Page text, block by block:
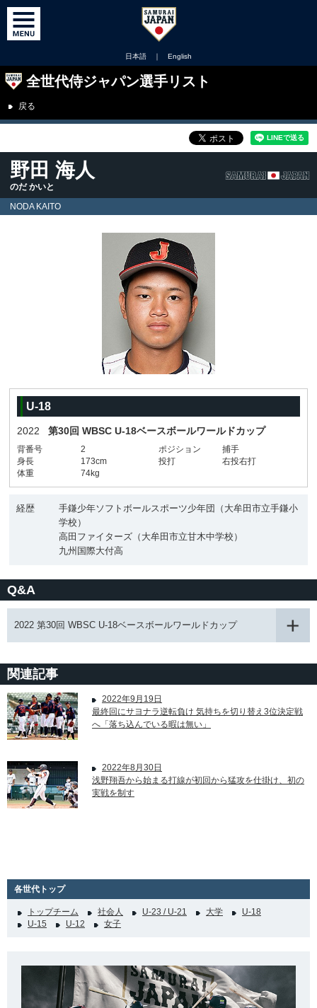
日本語 ｜ English
全世代侍ジャパン選手リスト
戻る
野田 海人
のだ かいと
NODA KAITO
U-18
2022 第30回 WBSC U-18ベースボールワールドカップ
背番号 2 ポジション
捕手
身長
173cm 投打
右投右打
体重
74kg
経歴
手鎌少年ソフトボールスポーツ少年団（大牟田市立手鎌小
学校）
高田ファイターズ（大牟田市立甘木中学校）
九州国際大付高
Q&A
2022 第30回 WBSC U-18ベースボールワールドカップ
関連記事
2022年9月19日
最終回にサヨナラ逆転負け 気持ちを切り替え3位決定戦
へ「落ち込んでいる暇は無い」
2022年8月30日
浅野翔吾から始まる打線が初回から猛攻を仕掛け、初の
実戦を制す
各世代トップ
トップチーム 社会人 U-23 / U-21 大学
U-18
U-15
U-12 女子